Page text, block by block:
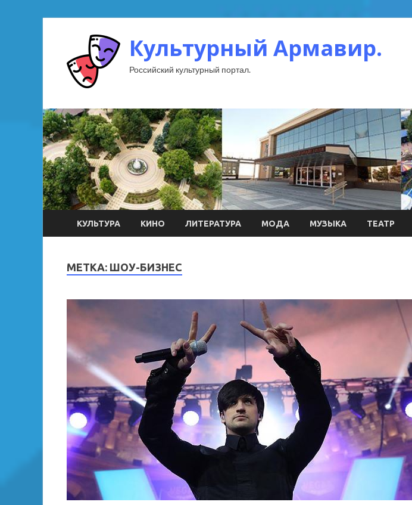
Культурный Армавир.
Российский культурный портал.
КУЛЬТУРА КИНО ЛИТЕРАТУРА МОДА МУЗЫКА ТЕАТР
МЕТКА: ШОУ-БИЗНЕС